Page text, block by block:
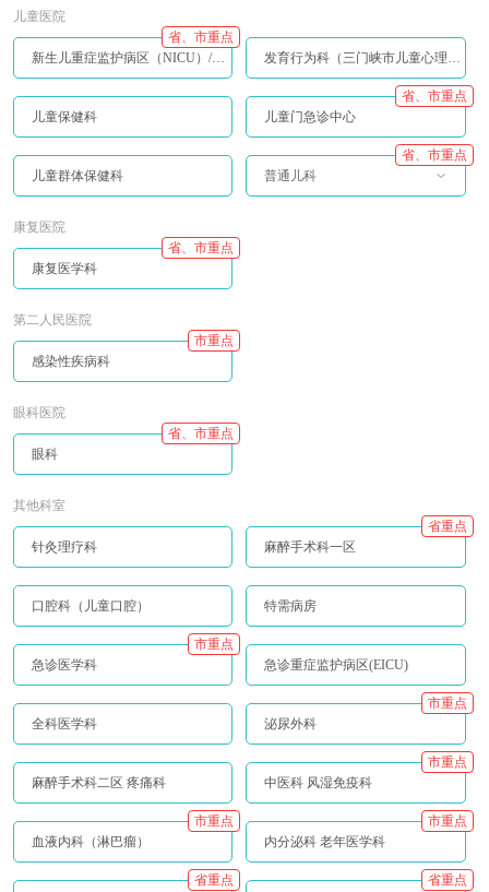
儿童医院
新生儿重症监护病区（NICU）/儿童重症监护病区（PICU）
省、市重点
发育行为科（三门峡市儿童心理行为中心）
儿童保健科 儿童门急诊中心
省、市重点
儿童群体保健科 普通儿科
省、市重点
康复医院
康复医学科
省、市重点
第二人民医院
感染性疾病科
市重点
眼科医院
眼科
省、市重点
其他科室
针灸理疗科 麻醉手术科一区
省重点
口腔科（儿童口腔） 特需病房
急诊医学科
市重点
急诊重症监护病区(EICU)
全科医学科 泌尿外科
市重点
麻醉手术科二区 疼痛科 中医科 风湿免疫科
市重点
血液内科（淋巴瘤）
市重点
内分泌科 老年医学科
市重点
省重点
省重点